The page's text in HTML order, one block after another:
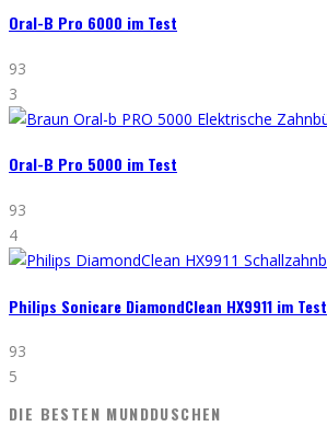
Oral-B Pro 6000 im Test
93
3
Oral-B Pro 5000 im Test
93
4
Philips Sonicare DiamondClean HX9911 im Test
93
5
DIE BESTEN MUNDDUSCHEN